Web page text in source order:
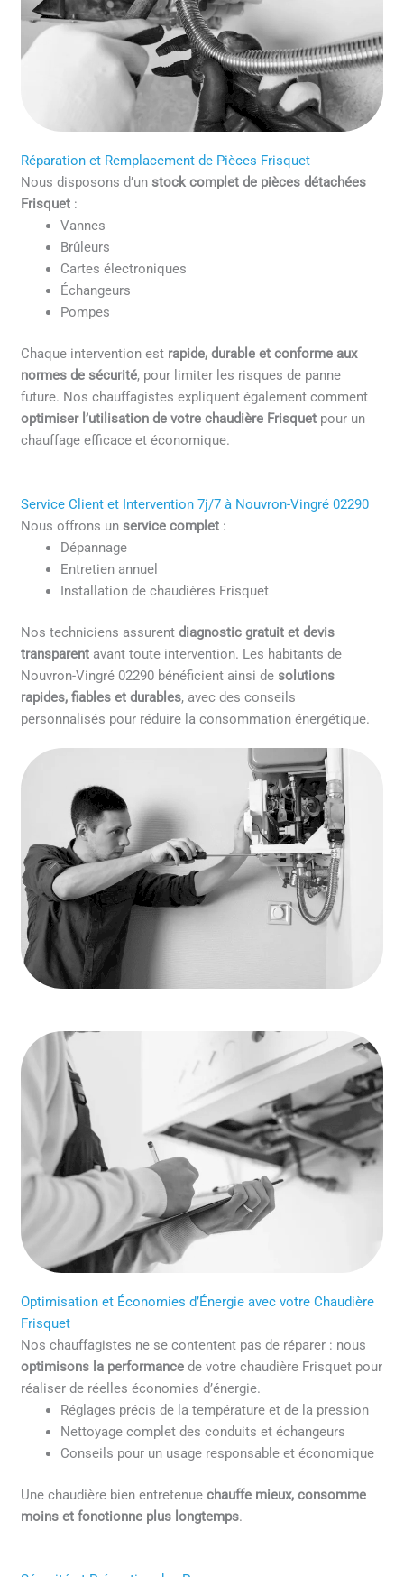
Réparation et Remplacement de Pièces Frisquet
Nous disposons d’unstock complet de pièces détachées
Frisquet :
Vannes
Brûleurs
Cartes électroniques
Échangeurs
Pompes
Chaque intervention est rapide, durable et conforme aux
normes de sécurité, pour limiter les risques de panne
future. Nos chauffagistes expliquent également comment
optimiser l’utilisation de votre chaudière Frisquet pour un
chauffage efficace et économique.
Service Client et Intervention 7j/7 à Nouvron-Vingré 02290
Nous offrons unservice complet :
Dépannage
Entretien annuel
Installation de chaudières Frisquet
Nos techniciens assurentdiagnostic gratuit et devis
transparent avant toute intervention. Les habitants de
Nouvron-Vingré 02290 bénéficient ainsi desolutions
rapides, fiables et durables, avec des conseils
personnalisés pour réduire la consommation énergétique.
Optimisation et Économies d’Énergie avec votre Chaudière
Frisquet
Nos chauffagistes ne se contentent pas de réparer : nous
optimisons la performance de votre chaudière Frisquet pour
réaliser de réelles économies d’énergie.
Réglages précis de la température et de la pression
Nettoyage complet des conduits et échangeurs
Conseils pour un usage responsable et économique
Une chaudière bien entretenuechauffe mieux, consomme
moins et fonctionne plus longtemps.